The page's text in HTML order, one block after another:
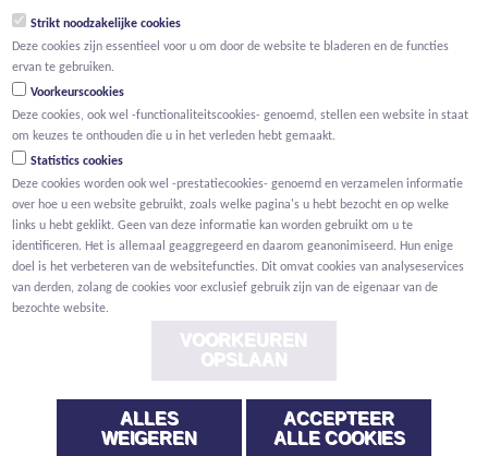
BTW BE 0466.256.432
Privacy Cookies Melding klokkenluider
Strikt noodzakelijke cookies
Deze cookies zijn essentieel voor u om door de website te bladeren en de functies
ervan te gebruiken.
Voorkeurscookies
Deze cookies, ook wel -functionaliteitscookies- genoemd, stellen een website in staat
om keuzes te onthouden die u in het verleden hebt gemaakt.
Statistics cookies
Deze cookies worden ook wel -prestatiecookies- genoemd en verzamelen informatie
over hoe u een website gebruikt, zoals welke pagina's u hebt bezocht en op welke
links u hebt geklikt. Geen van deze informatie kan worden gebruikt om u te
identificeren. Het is allemaal geaggregeerd en daarom geanonimiseerd. Hun enige
doel is het verbeteren van de websitefuncties. Dit omvat cookies van analyseservices
van derden, zolang de cookies voor exclusief gebruik zijn van de eigenaar van de
bezochte website.
VOORKEUREN
OPSLAAN
ALLES
WEIGEREN
ACCEPTEER
ALLE COOKIES